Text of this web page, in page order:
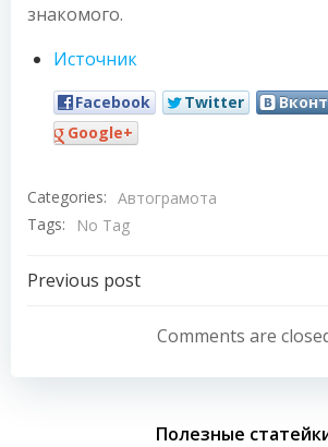
знакомого.
Источник
Facebook Twitter
Google+
Categories: Автограмота
Tags:
No Tag
Навигация
записям
Previous post
по
Comments are
Полезные